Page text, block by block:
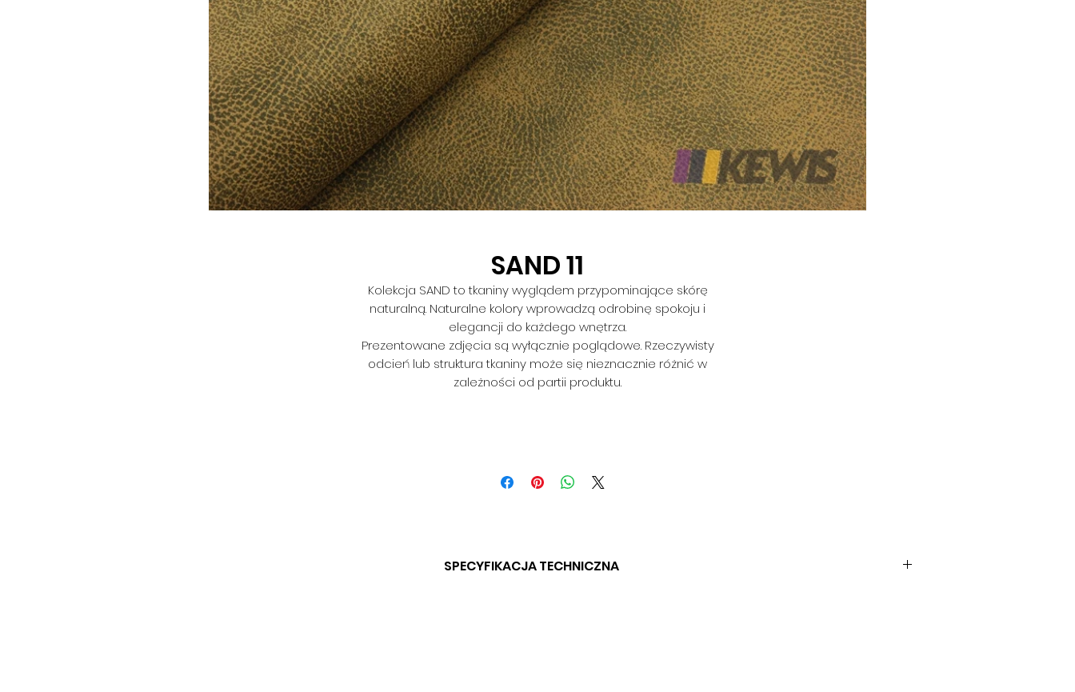
SAND 11
Kolekcja SAND to tkaniny wyglądem przypominające skórę
naturalną. Naturalne kolory wprowadzą odrobinę spokoju i
elegancji do każdego wnętrza.
Prezentowane zdjęcia są wyłącznie poglądowe. Rzeczywisty
odcień lub struktura tkaniny może się nieznacznie różnić w
zależności od partii produktu.
SPECYFIKACJA TECHNICZNA